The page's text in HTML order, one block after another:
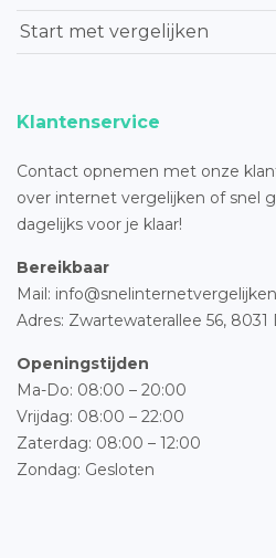
Start met vergelijken
Klantenservice
Contact opnemen met onze
over internet vergelijken of snel
dagelijks voor je klaar!
Bereikbaar
Mail:
Adres: Zwartewaterallee 56, 8031
Openingstijden
Ma-Do: 08:00 – 20:00
Vrijdag: 08:00 – 22:00
Zaterdag: 08:00 – 12:00
Zondag: Gesloten